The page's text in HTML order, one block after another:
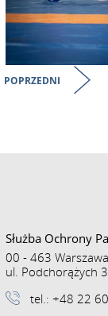
POPRZEDNI
Służba Ochrony
00 - 463 Warszawa
ul. Podchorążych
tel.: +48 22